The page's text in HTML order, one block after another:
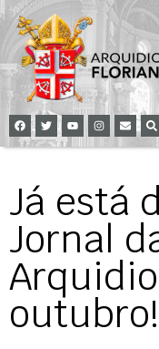
Já está
Jornal
outubro!